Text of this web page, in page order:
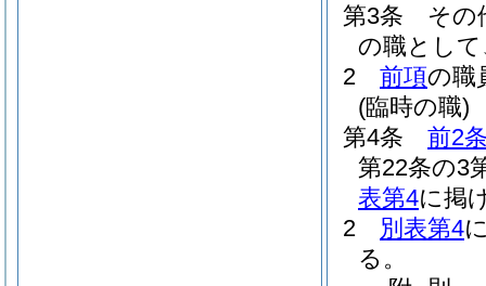
第3条
その
の職として
2
前項の職
(臨時の職)
第4条
前2
第22条の3
表第4に掲
2
別表第4
る。